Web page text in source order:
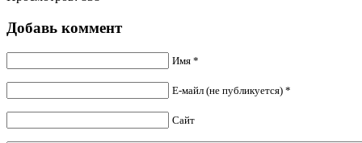
Добавь коммент
Имя *
Е-майл (не публикуется) *
Сайт